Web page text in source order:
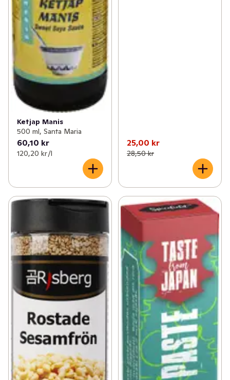
Ketjap Manis
500 ml, Santa Maria
60,10 kr
120,20 kr /l
25,00 kr
28,50 kr